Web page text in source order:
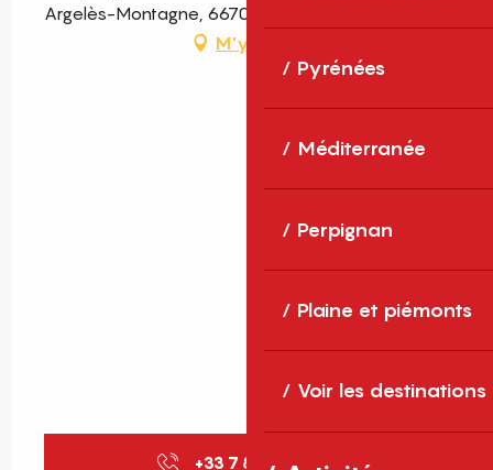
Pyrénées
Méditerranée
Perpignan
Plaine et piémonts
Voir les destinations
Argelès-Montagne, 66700 Argelès-sur-Mer
M'y rendre
+33 7 83 30 24 ▒▒